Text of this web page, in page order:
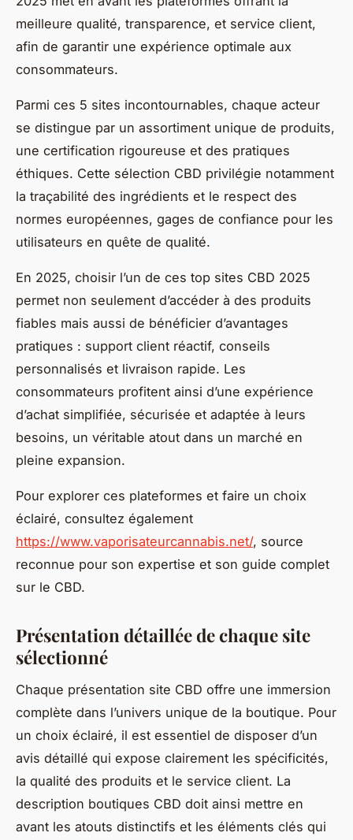
meilleure qualité, transparence, et service client,
afin de garantir une expérience optimale aux
consommateurs.
Parmi ces 5 sites incontournables, chaque acteur
se distingue par un assortiment unique de produits,
une certification rigoureuse et des pratiques
éthiques. Cette sélection CBD privilégie notamment
la traçabilité des ingrédients et le respect des
normes européennes, gages de confiance pour les
utilisateurs en quête de qualité.
En 2025, choisir l’un de ces top sites CBD 2025
permet non seulement d’accéder à des produits
fiables mais aussi de bénéficier d’avantages
pratiques : support client réactif, conseils
personnalisés et livraison rapide. Les
consommateurs profitent ainsi d’une expérience
d’achat simplifiée, sécurisée et adaptée à leurs
besoins, un véritable atout dans un marché en
pleine expansion.
Pour explorer ces plateformes et faire un choix
éclairé, consultez également
https://www.vaporisateurcannabis.net/, source
reconnue pour son expertise et son guide complet
sur le CBD.
Présentation détaillée de chaque site
sélectionné
Chaque présentation site CBD offre une immersion
complète dans l’univers unique de la boutique. Pour
un choix éclairé, il est essentiel de disposer d’un
avis détaillé qui expose clairement les spécificités,
la qualité des produits et le service client. La
description boutiques CBD doit ainsi mettre en
avant les atouts distinctifs et les éléments clés qui